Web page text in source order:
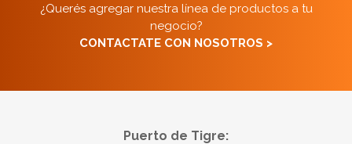
¿Querés agregar nuestra línea de productos a tu
negocio?
CONTACTATE CON NOSOTROS >
Puerto de Tigre: